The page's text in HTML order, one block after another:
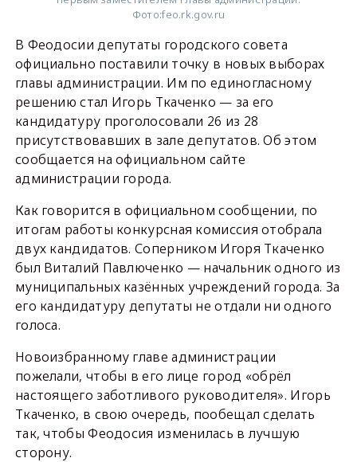
Фото:feo.rk.gov.ru
В Феодосии депутаты городского совета
официально поставили точку в новых выборах
главы администрации. Им по единогласному
решению стал Игорь Ткаченко — за его
кандидатуру проголосовали 26 из 28
присутствовавших в зале депутатов. Об этом
сообщается на официальном сайте
администрации города.
Как говорится в официальном сообщении, по
итогам работы конкурсная комиссия отобрала
двух кандидатов. Соперником Игоря Ткаченко
был Виталий Павлюченко — начальник одного из
муниципальных казённых учреждений города. За
его кандидатуру депутаты не отдали ни одного
голоса.
Новоизбранному главе администрации
пожелали, чтобы в его лице город «обрёл
настоящего заботливого руководителя». Игорь
Ткаченко, в свою очередь, пообещал сделать
так, чтобы Феодосия изменилась в лучшую
сторону.